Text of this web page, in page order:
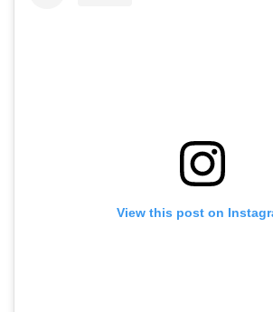
View this post on